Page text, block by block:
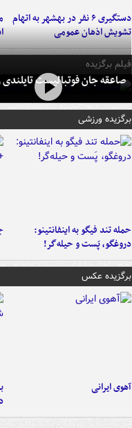
دستگیری ۶ نفر در بهشهر به اتهام
تشویش اذهان عمومی
فیلم برگزیده
صاعقه جان فوتبالیست
برگزیده ورزشی
حمله تند فیگو به اینفانتینو:
دروغگو، پَست‌ و حیله‌گر!
برگزیده عکس
آهوی ایرانی